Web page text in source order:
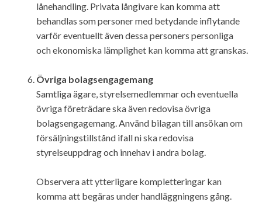
lånehandling. Privata långivare kan komma att
behandlas som personer med betydande inflytande
varför eventuellt även dessa personers personliga
och ekonomiska lämplighet kan komma att granskas.
Övriga bolagsengagemang
Samtliga ägare, styrelsemedlemmar och eventuella
övriga företrädare ska även redovisa övriga
bolagsengagemang. Använd bilagan till ansökan om
försäljningstillstånd ifall ni ska redovisa
styrelseuppdrag och innehav i andra bolag.
Observera att ytterligare kompletteringar kan
komma att begäras under handläggningens gång.